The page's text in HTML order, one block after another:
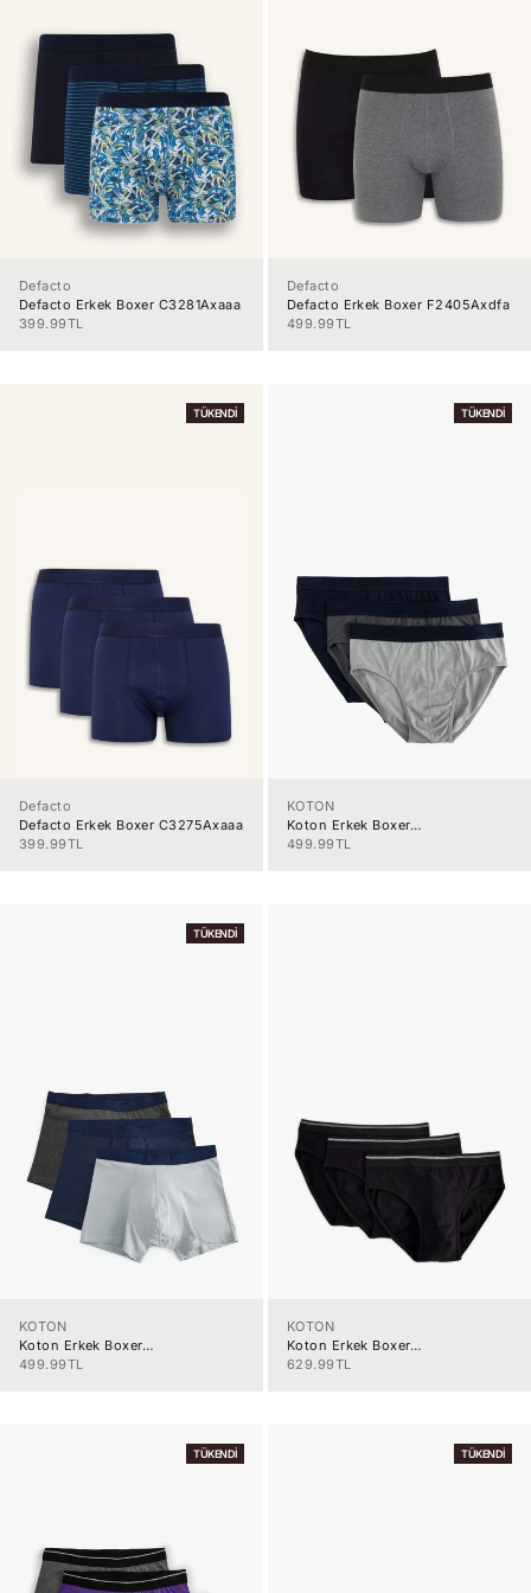
Defacto
Defacto Erkek Boxer C3281Axaaa
İndirimli fiyat
399.99TL
Defacto
Defacto Erkek Boxer F2405Axdfa
İndirimli fiyat
499.99TL
TÜKENDI
Defacto
Defacto Erkek Boxer C3275Axaaa
İndirimli fiyat
399.99TL
TÜKENDI
KOTON
Koton Erkek Boxer
5Slm90039Mk704
İndirimli fiyat
499.99TL
TÜKENDI
KOTON
Koton Erkek Boxer
5Slm90017Mk701
İndirimli fiyat
499.99TL
KOTON
Koton Erkek Boxer
5Slm90003Mk999
İndirimli fiyat
629.99TL
TÜKENDI TÜKENDI